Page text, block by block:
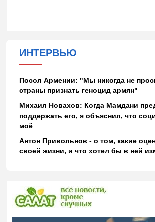
ИНТЕРВЬЮ
Посол Армении: "Мы никогда не
страны признать геноцид армян"
Михаил Новахов: Когда Мамдани
поддержать его, я объяснил, что
моё
Антон Привольнов - о том, какие
своей жизни, и что хотел бы в ней